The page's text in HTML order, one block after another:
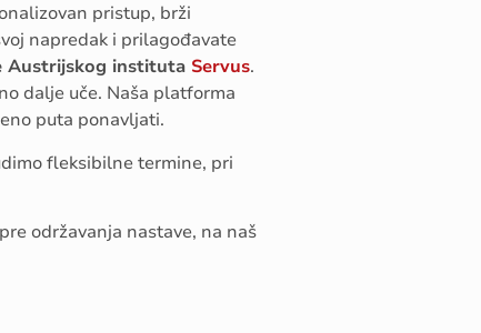
pristup, brži
napredak i prilagođavate
Austrijskog instituta Servus.
dalje uče. Naša platforma
puta ponavljati.
fleksibilne termine, pri
održavanja nastave, na naš